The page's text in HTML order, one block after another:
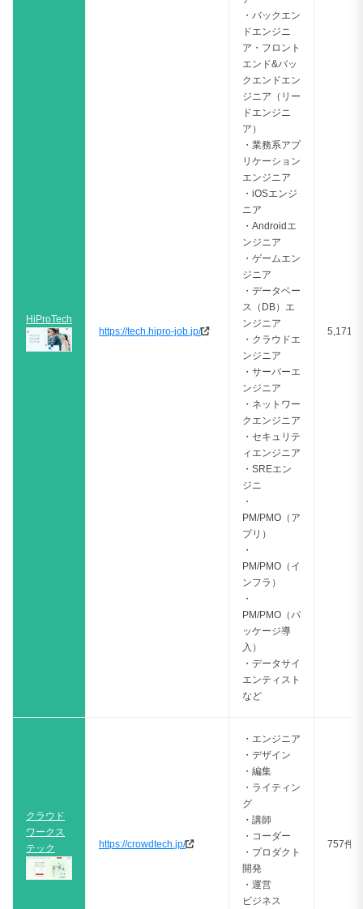
HiProTech
https://tech.hipro-job.jp/
・バックエン
ドエンジニ
ア・フロント
エンド&バッ
クエンドエン
ジニア（リー
ドエンジニ
ア）
・業務系アプ
リケーション
エンジニア
・iOSエンジ
ニア
・Androidエ
ンジニア
・ゲームエン
ジニア
・データベー
ス（DB）エ
ンジニア
・クラウドエ
ンジニア
・サーバーエ
ンジニア
・ネットワー
クエンジニア
・セキュリテ
ィエンジニア
・SREエン
ジニ
・
PM/PMO（ア
プリ）
・
PM/PMO（イ
ンフラ）
・
PM/PMO（パ
ッケージ導
入）
・データサイ
エンティスト
など
5,171件
クラウド
ワークス
テック
https://crowdtech.jp/
・エンジニア
・デザイン
・編集
・ライティン
グ
・講師
・コーダー
・プロダクト
開発
・運営
ビジネス
757件